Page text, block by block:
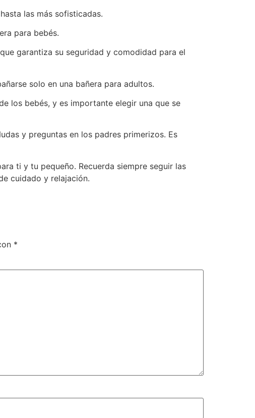
las más sofisticadas.
para bebés.
garantiza su seguridad y comodidad para el
solo en una bañera para adultos.
los bebés, y es importante elegir una que se
y preguntas en los padres primerizos. Es
ti y tu pequeño. Recuerda siempre seguir las
cuidado y relajación.
*